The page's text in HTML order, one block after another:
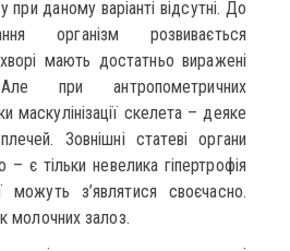
при даному варіанті відсутні. До
організм розвивається
мають достатньо виражені
при антропометричних
маскулінізації скелета – деяке
Зовнішні статеві органи
– є тільки невелика гіпертрофія
можуть з’являтися своєчасно.
молочних залоз.